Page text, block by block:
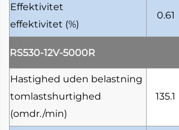
Effektivitet
effektivitet (%)
0.61
RS530-12V-5000R
Hastighed uden belastning
tomlastshurtighed
(omdr./min)
135.1